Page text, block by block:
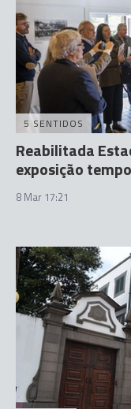
5 SENTIDOS
Reabilitada
exposição
8 Mar 17:21